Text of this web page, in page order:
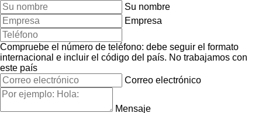
Su nombre
Empresa
Compruebe el número de teléfono: debe seguir el formato
internacional e incluir el código del país. No trabajamos con
este país
Correo electrónico
Mensaje